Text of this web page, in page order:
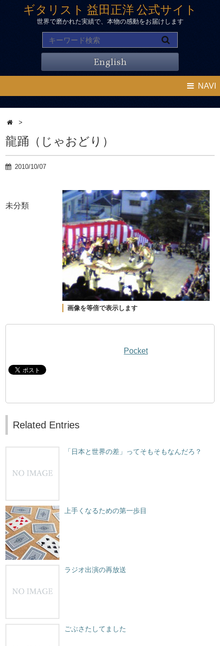
ギタリスト 益田正洋 公式サイト
世界で磨かれた実績で、本物の感動をお届けします
English
NAVI
>
龍踊（じゃおどり）
2010/10/07
画像を等倍で表示します
未分類
Pocket
Related Entries
「日本と世界の差」ってそもそもなんだろ？
上手くなるための第一歩目
ラジオ出演の再放送
ごぶさたしてました